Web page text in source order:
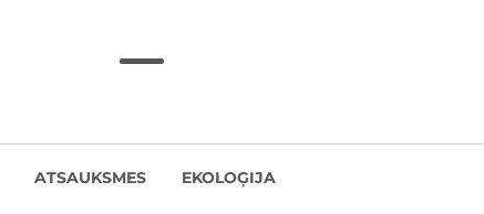
ATSAUKSMES EKOLOĢIJA